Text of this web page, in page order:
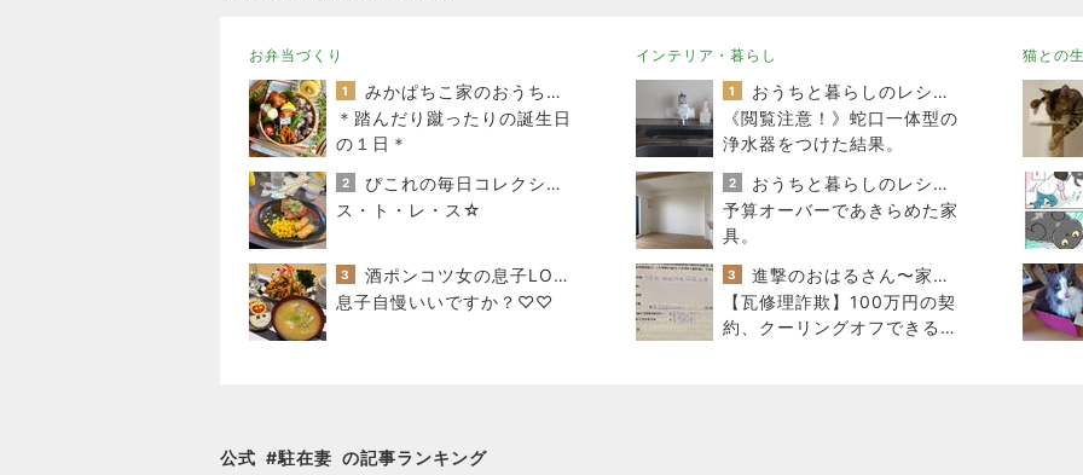
お弁当づくり
1
みかぱちこ家のおうちでごはん
＊踏んだり蹴ったりの誕生日
の１日＊
2
ぴこれの毎日コレクション♬.*ﾟ
ス・ト・レ・ス☆
3
酒ポンコツ女の息子LOVE blog♡♡
息子自慢いいですか？♡♡
インテリア・暮らし
1
おうちと暮らしのレシピ 〜HOME&LIFE〜
《閲覧注意！》蛇口一体型の
浄水器をつけた結果。
2
おうちと暮らしのレシピ 〜HOME&LIFE〜
予算オーバーであきらめた家
具。
3
進撃のおはるさん〜家づくり失敗したけど私は元気です〜
【瓦修理詐欺】100万円の契
約、クーリングオフできるの
猫との
公式 #駐在妻 の記事ランキング